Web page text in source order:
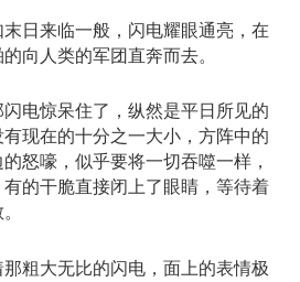
来临一般，闪电耀眼通亮，在
向人类的军团直奔而去。
惊呆住了，纵然是平日所见的
现在的十分之一大小，方阵中的
怒嚎，似乎要将一切吞噬一样，
的干脆直接闭上了眼睛，等待着
大无比的闪电，面上的表情极